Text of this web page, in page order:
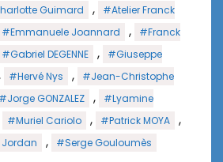
Guimard ,
#Atelier Franck
#Emmanuele Joannard ,
#Franck
#Gabriel DEGENNE ,
#Giuseppe
#Hervé Nys ,
#Jean-Christophe
#Jorge GONZALEZ ,
#Lyamine
#Muriel Cariolo , #Patrick MOYA ,
, #Serge Gouloumès